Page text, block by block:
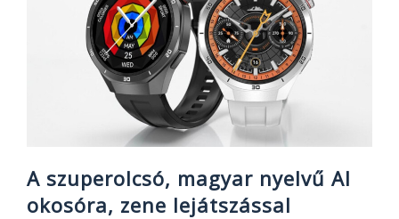
olcsón
hoz
formába
és
edzett
leszel
vele
A szuperolcsó, magyar nyelvű AI
okosóra, zene lejátszással